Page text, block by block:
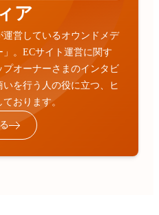
ア
運営しているオウンドメデ
。ECサイト運営に関す
オーナーさまのインタビ
を行う人の役に立つ、ヒ
おります。